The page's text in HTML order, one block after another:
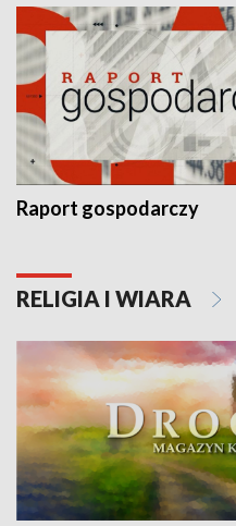
Raport gospodarczy
RELIGIA I WIARA